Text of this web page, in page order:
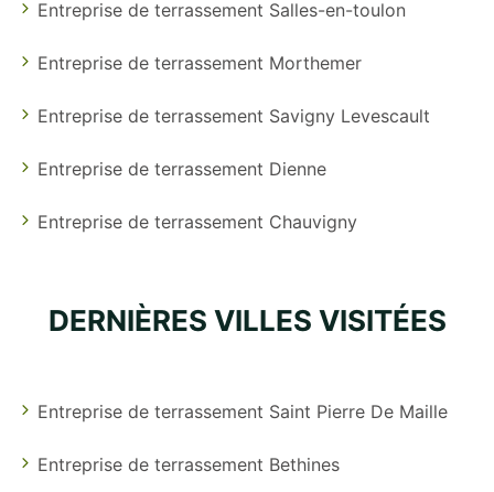
Entreprise de terrassement Salles-en-toulon
Entreprise de terrassement Morthemer
Entreprise de terrassement Savigny Levescault
Entreprise de terrassement Dienne
Entreprise de terrassement Chauvigny
DERNIÈRES VILLES VISITÉES
Entreprise de terrassement Saint Pierre De Maille
Entreprise de terrassement Bethines